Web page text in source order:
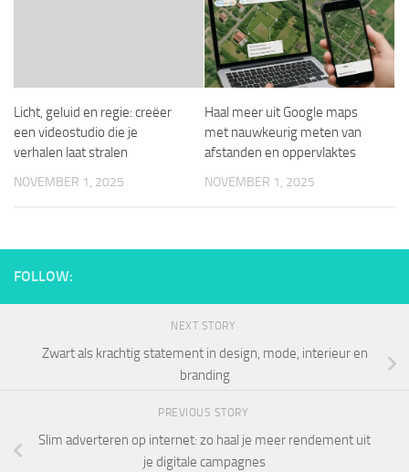
Licht, geluid en regie: creëer
een videostudio die je
verhalen laat stralen
NOVEMBER 1, 2025
Haal meer uit Google maps
met nauwkeurig meten van
afstanden en oppervlaktes
NOVEMBER 1, 2025
FOLLOW:
NEXT STORY
Zwart als krachtig statement in design, mode, interieur en
branding
PREVIOUS STORY
Slim adverteren op internet: zo haal je meer rendement uit
je digitale campagnes